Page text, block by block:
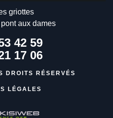
griottes
aux dames
42 59
17 06
DROITS RÉSERVÉS
LÉGALES